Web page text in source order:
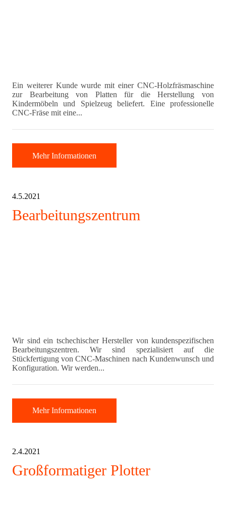
Ein weiterer Kunde wurde mit einer CNC-Holzfräsmaschine
zur Bearbeitung von Platten für die Herstellung von
Kindermöbeln und Spielzeug beliefert. Eine professionelle
CNC-Fräse mit eine...
Mehr Informationen
4.5.2021
Bearbeitungszentrum
Wir sind ein tschechischer Hersteller von kundenspezifischen
Bearbeitungszentren. Wir sind spezialisiert auf die
Stückfertigung von CNC-Maschinen nach Kundenwunsch und
Konfiguration. Wir werden...
Mehr Informationen
2.4.2021
Großformatiger Plotter